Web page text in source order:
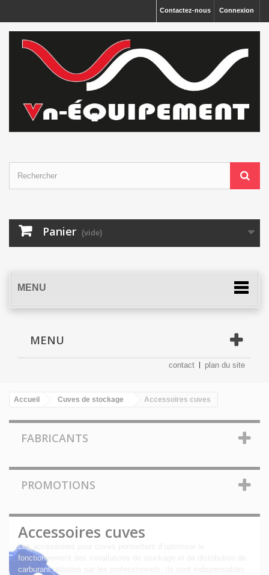
Connexion
Contactez-nous
Panier (vide)
MENU
MENU
contact plan du site
Accueil Cuves de stockage Accessoires cuves
FABRICANTS
PROMOTIONS
Accessoires cuves
Les accessoires pour cuves permettent d’optimiser le
fonctionnement des installations de stockage et de distribution de
carburant utilisées par les professionnels. Ils sont indispensables